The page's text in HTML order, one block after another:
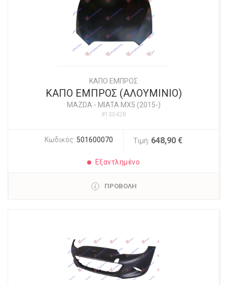
ΚΑΠΟ ΕΜΠΡΟΣ
ΚΑΠΟ ΕΜΠΡΟΣ (ΑΛΟΥΜΙΝΙΟ)
MAZDA- MIATA MX5 (2015-)
#130428
Κωδικός: 501600070 Τιμή: 648,90 €
Εξαντλημένο
ΠΡΟΒΟΛΗ